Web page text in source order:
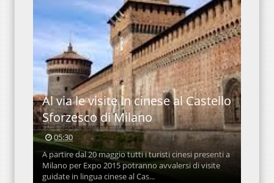
Al via le visite in cinese al Castello
Sforzesco di Milano
05:30
A partire dal 20 maggio tutti i turisti cinesi presenti a
Milano per Expo 2015 potranno avvalersi di visite
guidate in lingua cinese al Cas...